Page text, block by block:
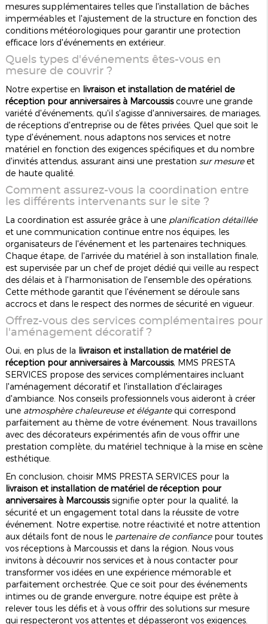
mesures supplémentaires telles que l'installation de bâches
imperméables et l'ajustement de la structure en fonction des
conditions météorologiques pour garantir une protection
efficace lors d'événements en extérieur.
Quels types d'événements êtes-vous en
mesure de couvrir ?
Notre expertise en livraison et installation de matériel de
réception pour anniversaires à Marcoussiscouvre une grande
variété d'événements, qu'il s'agisse d'anniversaires, de mariages,
de réceptions d'entreprise ou de fêtes privées. Quel que soit le
type d'événement, nous adaptons nos services et notre
matériel en fonction des exigences spécifiques et du nombre
d'invités attendus, assurant ainsi une prestation sur mesureet
de haute qualité.
Comment assurez-vous la coordination entre
les différents intervenants sur le site ?
La coordination est assurée grâce à une planification détaillée
et une communication continue entre nos équipes, les
organisateurs de l'événement et les partenaires techniques.
Chaque étape, de l'arrivée du matériel à son installation finale,
est supervisée par un chef de projet dédié qui veille au respect
des délais et à l'harmonisation de l'ensemble des opérations.
Cette méthode garantit que l'événement se déroule sans
accrocs et dans le respect des normes de sécurité en vigueur.
Offrez-vous des services complémentaires pour
l'aménagement décoratif ?
Oui, en plus de la livraison et installation de matériel de
réception pour anniversaires à Marcoussis, MMS PRESTA
SERVICES propose des services complémentaires incluant
l'aménagement décoratif et l'installation d'éclairages
d'ambiance. Nos conseils professionnels vous aideront à créer
une atmosphère chaleureuse et élégantequi correspond
parfaitement au thème de votre événement. Nous travaillons
avec des décorateurs expérimentés afin de vous offrir une
prestation complète, du matériel technique à la mise en scène
esthétique.
En conclusion, choisir MMS PRESTA SERVICES pour la
livraison et installation de matériel de réception pour
anniversaires à Marcoussissignifie opter pour la qualité, la
sécurité et un engagement total dans la réussite de votre
événement. Notre expertise, notre réactivité et notre attention
aux détails font de nous le partenaire de confiancepour toutes
vos réceptions à Marcoussis et dans la région. Nous vous
invitons à découvrir nos services et à nous contacter pour
transformer vos idées en une expérience mémorable et
parfaitement orchestrée. Que ce soit pour des événements
intimes ou de grande envergure, notre équipe est prête à
relever tous les défis et à vous offrir des solutions sur mesure
qui respecteront vos attentes et dépasseront vos exigences.